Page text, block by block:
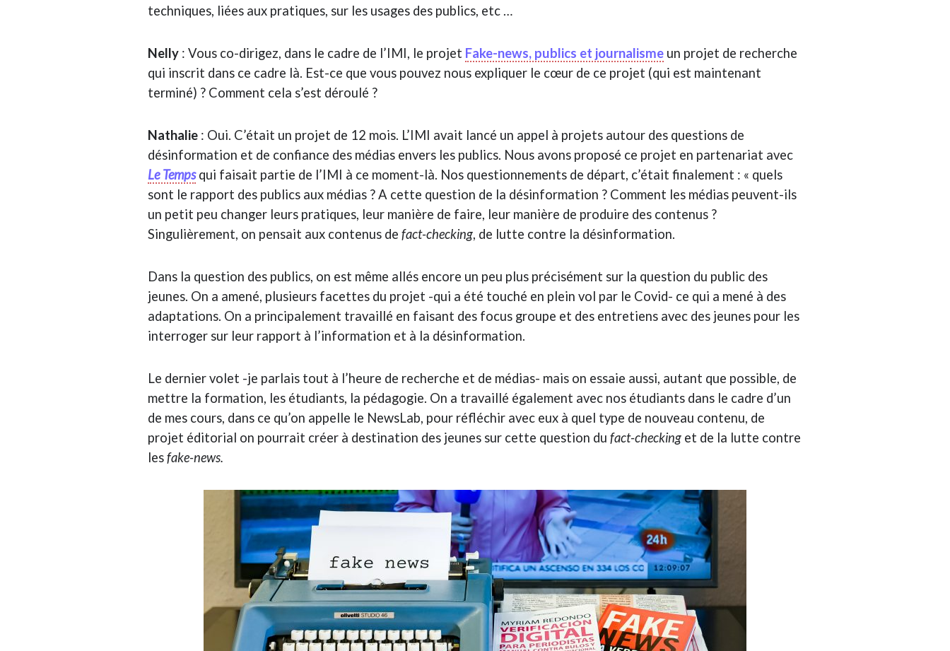
techniques, liées aux pratiques, sur les usages des publics, etc …
Nelly : Vous co-dirigez, dans le cadre de l’IMI, le projet Fake-news, publics et journalisme un projet de recherche
qui inscrit dans ce cadre là. Est-ce que vous pouvez nous expliquer le cœur de ce projet (qui est maintenant
terminé) ? Comment cela s’est déroulé ?
Nathalie : Oui. C’était un projet de 12 mois. L’IMI avait lancé un appel à projets autour des questions de
désinformation et de confiance des médias envers les publics. Nous avons proposé ce projet en partenariat avec
Le Tempsqui faisait partie de l’IMI à ce moment-là. Nos questionnements de départ, c’était finalement : « quels
sont le rapport des publics aux médias ? A cette question de la désinformation ? Comment les médias peuvent-ils
un petit peu changer leurs pratiques, leur manière de faire, leur manière de produire des contenus ?
Singulièrement, on pensait aux contenus de fact-checking, de lutte contre la désinformation.
Dans la question des publics, on est même allés encore un peu plus précisément sur la question du public des
jeunes. On a amené, plusieurs facettes du projet -qui a été touché en plein vol par le Covid- ce qui a mené à des
adaptations. On a principalement travaillé en faisant des focus groupe et des entretiens avec des jeunes pour les
interroger sur leur rapport à l’information et à la désinformation.
Le dernier volet -je parlais tout à l’heure de recherche et de médias- mais on essaie aussi, autant que possible, de
mettre la formation, les étudiants, la pédagogie. On a travaillé également avec nos étudiants dans le cadre d’un
de mes cours, dans ce qu’on appelle le NewsLab, pour réfléchir avec eux à quel type de nouveau contenu, de
projet éditorial on pourrait créer à destination des jeunes sur cette question du fact-checking et de la lutte contre
lesfake-news.